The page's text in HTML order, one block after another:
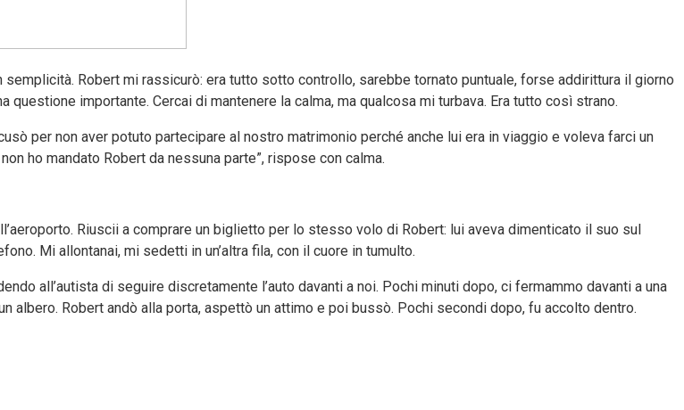
Robert mi rassicurò: era tutto sotto controllo, sarebbe tornato puntuale, forse addirittura il giorno
importante. Cercai di mantenere la calma, ma qualcosa mi turbava. Era tutto così strano.
per non aver potuto partecipare al nostro matrimonio perché anche lui era in viaggio e voleva farci un
ho mandato Robert da nessuna parte”, rispose con calma.
Riuscii a comprare un biglietto per lo stesso volo di Robert: lui aveva dimenticato il suo sul
Mi allontanai, mi sedetti in un’altra fila, con il cuore in tumulto.
all’autista di seguire discretamente l’auto davanti a noi. Pochi minuti dopo, ci fermammo davanti a una
albero. Robert andò alla porta, aspettò un attimo e poi bussò. Pochi secondi dopo, fu accolto dentro.